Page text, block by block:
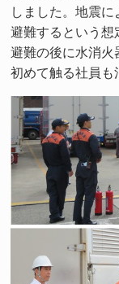
しました。地震
避難するという想
避難の後に水消
初めて触る社員も